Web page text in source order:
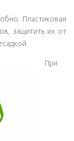
Пластиковая
защитить их от
При